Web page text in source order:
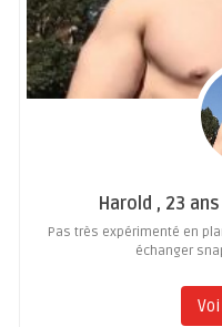
Harold , 23
Pas très expérimenté en
échanger